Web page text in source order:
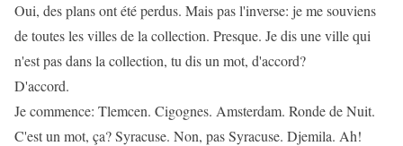
Oui, des plans ont été perdus. Mais pas l'inverse: je me souviens
de toutes les villes de la collection. Presque. Je dis une ville qui
n'est pas dans la collection, tu dis un mot, d'accord?
D'accord.
Je commence: Tlemcen. Cigognes. Amsterdam. Ronde de Nuit.
C'est un mot, ça? Syracuse. Non, pas Syracuse. Djemila. Ah!